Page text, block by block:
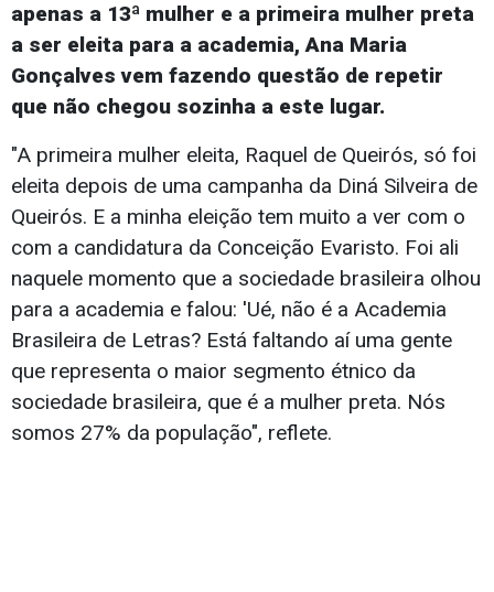
apenas a 13ª mulher e a primeira mulher preta
a ser eleita para a academia, Ana Maria
Gonçalves vem fazendo questão de repetir
que não chegou sozinha a este lugar.
"A primeira mulher eleita, Raquel de Queirós, só foi
eleita depois de uma campanha da Diná Silveira de
Queirós. E a minha eleição tem muito a ver com o
com a candidatura da Conceição Evaristo. Foi ali
naquele momento que a sociedade brasileira olhou
para a academia e falou: 'Ué, não é a Academia
Brasileira de Letras? Está faltando aí uma gente
que representa o maior segmento étnico da
sociedade brasileira, que é a mulher preta. Nós
somos 27% da população", reflete.